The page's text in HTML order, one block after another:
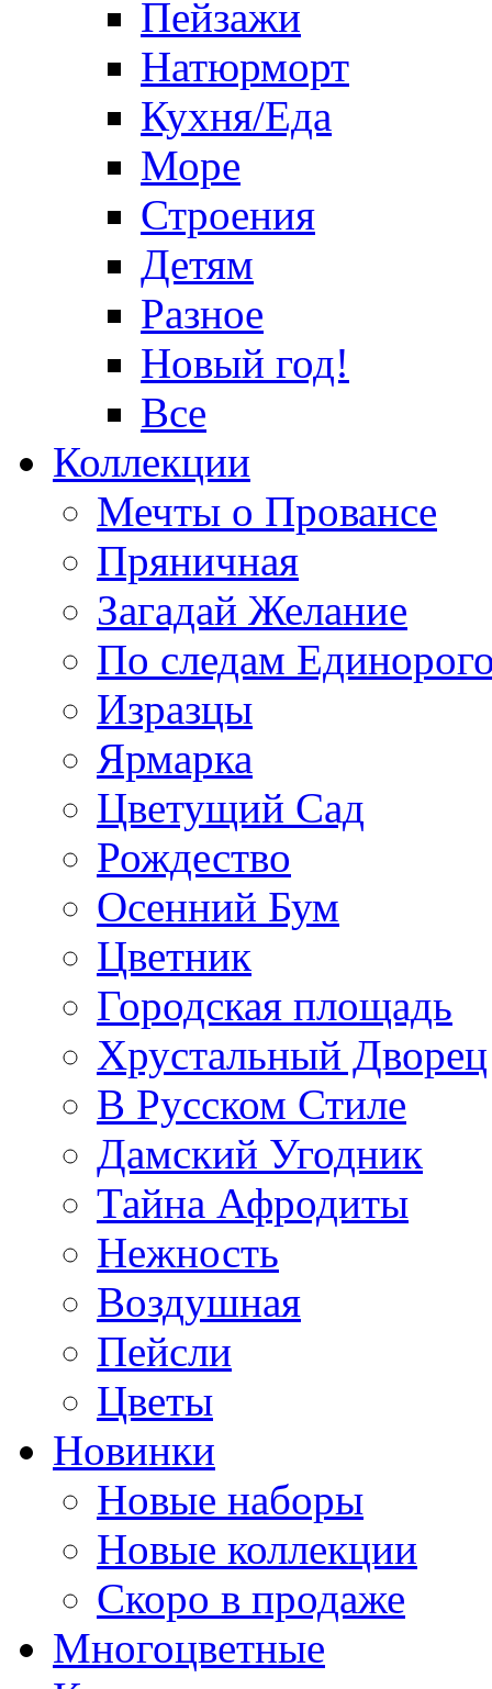
Пейзажи
Натюрморт
Кухня/Еда
Море
Строения
Детям
Разное
Новый год!
Все
Коллекции
Мечты о Провансе
Пряничная
Загадай Желание
По следам
Изразцы
Ярмарка
Цветущий Сад
Рождество
Осенний Бум
Цветник
Городская площадь
Хрустальный Дворец
В Русском Стиле
Дамский Угодник
Тайна Афродиты
Нежность
Воздушная
Пейсли
Цветы
Новинки
Новые наборы
Новые коллекции
Скоро в продаже
Многоцветные